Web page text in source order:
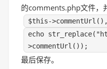
的comments.php文件，
$this->commentUrl(),
echo
>commentUrl());
最后保存。